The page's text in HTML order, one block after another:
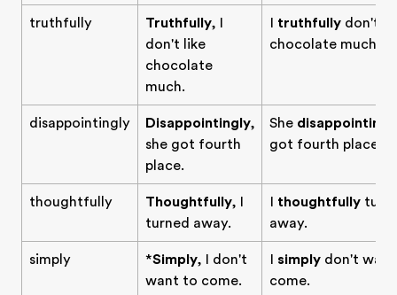
truthfully Truthfully, I
don't like
chocolate
much.
I truthfully don't
chocolate much.
disappointingly Disappointingly,
she got fourth
place.
She
got fourth place.
thoughtfully Thoughtfully, I
turned away.
I thoughtfully
away.
simply *Simply, I don't
want to come.
I simply don't
come.